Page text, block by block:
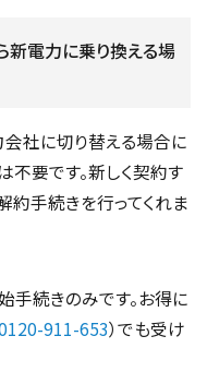
電力に乗り換える場
社に切り替える場合に
要です。新しく契約す
約手続きを行ってくれま
手続きのみです。お得に
911-653）でも受け